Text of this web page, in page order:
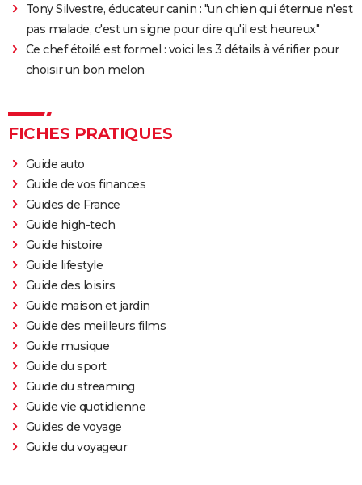
Tony Silvestre, éducateur canin : "un chien qui éternue n'est
pas malade, c'est un signe pour dire qu'il est heureux"
Ce chef étoilé est formel : voici les 3 détails à vérifier pour
choisir un bon melon
FICHES PRATIQUES
Guide auto
Guide de vos finances
Guides de France
Guide high-tech
Guide histoire
Guide lifestyle
Guide des loisirs
Guide maison et jardin
Guide des meilleurs films
Guide musique
Guide du sport
Guide du streaming
Guide vie quotidienne
Guides de voyage
Guide du voyageur